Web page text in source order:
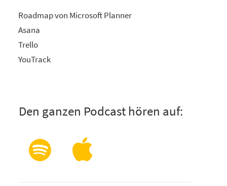
Roadmap von Microsoft Planner
Asana
Trello
YouTrack
Den ganzen Podcast hören auf: